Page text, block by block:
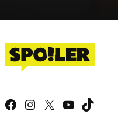
Facebook
Instagram
X